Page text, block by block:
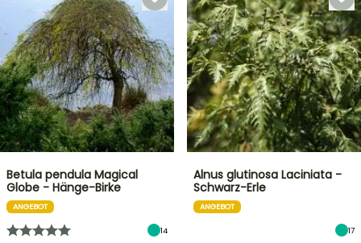
Betula pendula Magical
Globe - Hänge-Birke
ANGEBOT
14
Alnus glutinosa Laciniata -
Schwarz-Erle
ANGEBOT
17